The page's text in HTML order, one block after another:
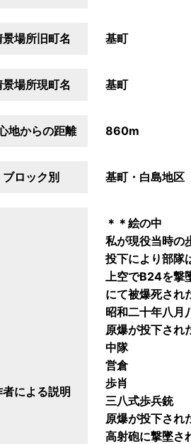
景場所旧町名 基町
景場所現町名 基町
地からの距離 860m
ブロック別 基町・白島地区
者による説明
＊＊絵の中
私が現役当時の
投下により部隊
上空でB24を撃
にて被爆死さ
昭和二十年八月
原爆が投下され
中隊
営倉
歩肖
三八式歩兵銃
原爆が投下され
高射砲に撃墜さ